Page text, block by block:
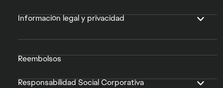
Información legal y privacidad
Reembolsos
Responsabilidad Social Corporativa